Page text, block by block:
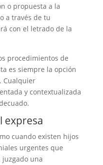
o propuesta a la
a través de tu
con el letrado de la
procedimientos de
es siempre la opción
Cualquier
y contextualizada
expresa
cuando existen hijos
urgentes que
juzgado una